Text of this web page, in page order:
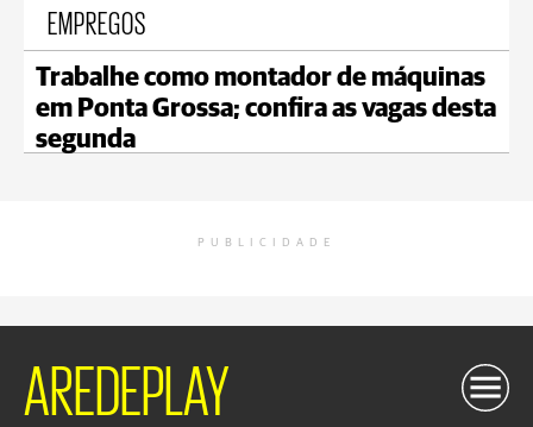
EMPREGOS
Trabalhe como montador de máquinas
em Ponta Grossa; confira as vagas desta
segunda
PUBLICIDADE
AREDEPLAY